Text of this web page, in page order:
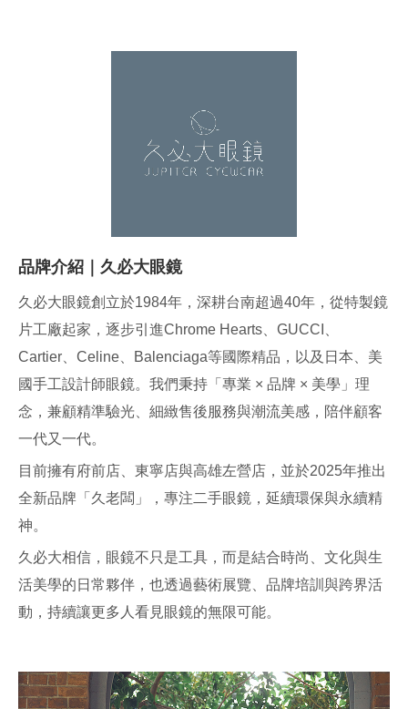
品牌介紹｜久必大眼鏡
久必大眼鏡創立於1984年，深耕台南超過40年，從特製鏡
片工廠起家，逐步引進Chrome Hearts、GUCCI、
Cartier、Celine、Balenciaga等國際精品，以及日本、美
國手工設計師眼鏡。我們秉持「專業 × 品牌 × 美學」理
念，兼顧精準驗光、細緻售後服務與潮流美感，陪伴顧客
一代又一代。
目前擁有府前店、東寧店與高雄左營店，並於2025年推出
全新品牌「久老闆」，專注二手眼鏡，延續環保與永續精
神。
久必大相信，眼鏡不只是工具，而是結合時尚、文化與生
活美學的日常夥伴，也透過藝術展覽、品牌培訓與跨界活
動，持續讓更多人看見眼鏡的無限可能。